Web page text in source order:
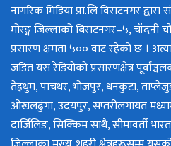
नागरिक मिडिया प्रा.लि विराटनगर
मोरङ्ग जिल्लाको बिराटनगर–५,
प्रसारण क्षमता ५०० वाट रहेको छ ।
जडित यस रेडियोको प्रसारणक्षेत्र
तेह्रथुम, पाचथर, भोजपुर, धनकुटा,
ओखलढुंगा, उदयपुर, सप्तरीलगायत
दार्जिलिङ, सिक्किम साथै, सीमावर्ती